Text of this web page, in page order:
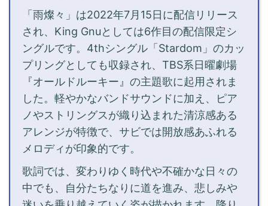
「雨燦々」は2022年7月15日に配信リリース
され、King Gnuとしては6作目の配信限定シ
ングルです。4thシングル「Stardom」のカッ
プリングとしても収録され、TBS系日曜劇場
『オールドルーキー』の主題歌に起用されま
した。軽やかなバンドサウンドに加え、ピア
ノやストリングスが織り込まれた清涼感ある
アレンジが特徴で、サビでは開放感あふれる
メロディが印象的です。
歌詞では、変わりゆく時代や不確かな日々の
中でも、自分たちなりに道を進み、悲しみや